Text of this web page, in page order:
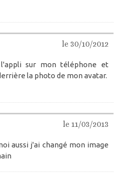
le 30/10/2012
sur mon téléphone et
la photo de mon avatar.
le 11/03/2013
aussi j'ai changé mon image